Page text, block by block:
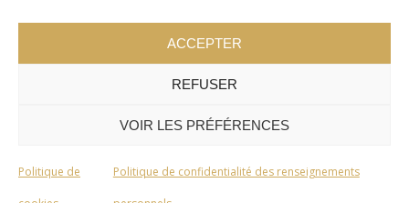
ACCEPTER
REFUSER
VOIR LES PRÉFÉRENCES
Politique de Politique de confidentialité des renseignements
© 2024 Cercle Kaizen. Tous droits réservés -